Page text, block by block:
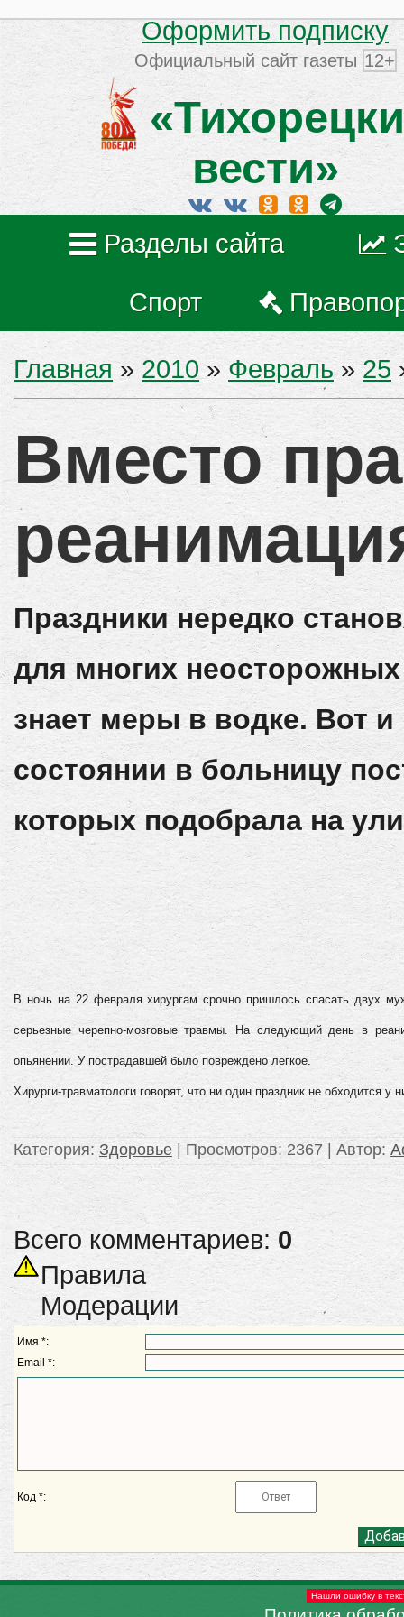
Оформить подписку
Официальный сайт газеты 12+
вести»
Разделы сайта
Спорт
Главная » 2010 » Февраль » 25
Вместо
Праздники нередко
для многих
знает меры в водке. Вот
состоянии в больницу
которых подобрала на
В ночь на 22 февраля хирургам срочно пришлось спасать двух
серьезные черепно-мозговые травмы. На следующий день в
опьянении. У пострадавшей было повреждено легкое.
Хирурги-травматологи говорят, что ни один праздник не обходится у
Категория: Здоровье | Просмотров: 2367 | Автор:
Всего комментариев: 0
Правила
Модерации
Имя *:
Email *:
Код *:
Нашли ошибку в